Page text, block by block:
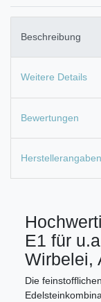
Beschreibung
Weitere Details
Bewertungen
Herstellerangaben
E1 für
Wirbelei,
Die